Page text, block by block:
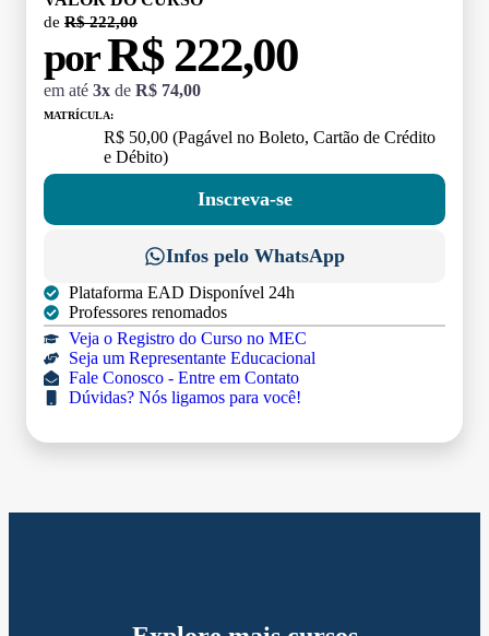
de R$ 222,00
porR$ 222,00
em até 3x de R$ 74,00
MATRÍCULA:
R$ 50,00 (Pagável no Boleto, Cartão de Crédito
e Débito)
Inscreva-se
Infos pelo WhatsApp
Plataforma EAD Disponível 24h
Professores renomados
Veja o Registro do Curso no MEC
Seja um Representante Educacional
Fale Conosco - Entre em Contato
Dúvidas? Nós ligamos para você!